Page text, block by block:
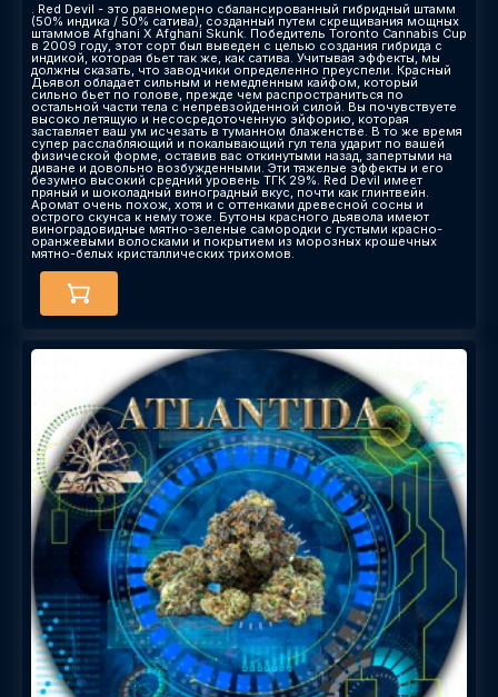
. Red Devil - это равномерно сбалансированный гибридный штамм
(50% индика / 50% сатива), созданный путем скрещивания мощных
штаммов Afghani X Afghani Skunk. Победитель Toronto Cannabis Cup
в 2009 году, этот сорт был выведен с целью создания гибрида с
индикой, которая бьет так же, как сатива. Учитывая эффекты, мы
должны сказать, что заводчики определенно преуспели. Красный
Дьявол обладает сильным и немедленным кайфом, который
сильно бьет по голове, прежде чем распространиться по
остальной части тела с непревзойденной силой. Вы почувствуете
высоко летящую и несосредоточенную эйфорию, которая
заставляет ваш ум исчезать в туманном блаженстве. В то же время
супер расслабляющий и покалывающий гул тела ударит по вашей
физической форме, оставив вас откинутыми назад, запертыми на
диване и довольно возбужденными. Эти тяжелые эффекты и его
безумно высокий средний уровень ТГК 29%. Red Devil имеет
пряный и шоколадный виноградный вкус, почти как глинтвейн.
Аромат очень похож, хотя и с оттенками древесной сосны и
острого скунса к нему тоже. Бутоны красного дьявола имеют
виноградовидные мятно-зеленые самородки с густыми красно-
оранжевыми волосками и покрытием из морозных крошечных
мятно-белых кристаллических трихомов.